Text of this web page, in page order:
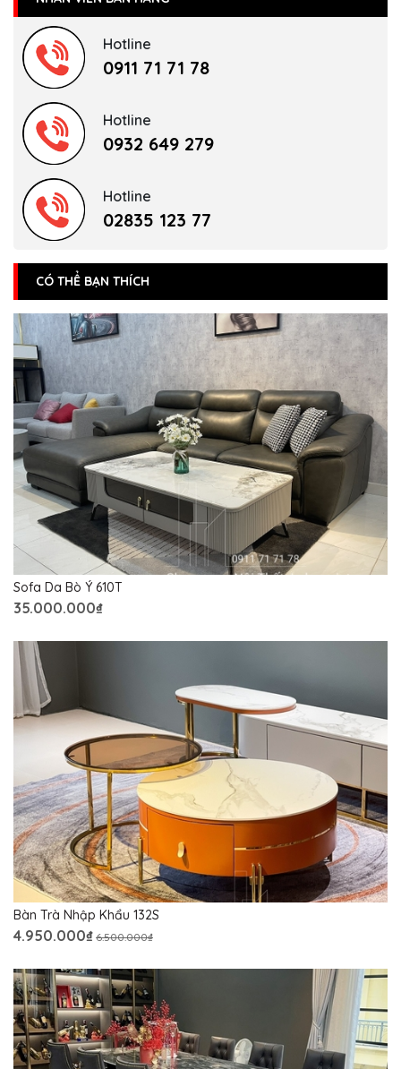
Hotline
0911 71 71 78
Hotline
0932 649 279
Hotline
02835 123 77
CÓ THỂ BẠN THÍCH
Sofa Da Bò Ý 610T
35.000.000₫
Bàn Trà Nhập Khẩu 132S
4.950.000₫ 6.500.000₫